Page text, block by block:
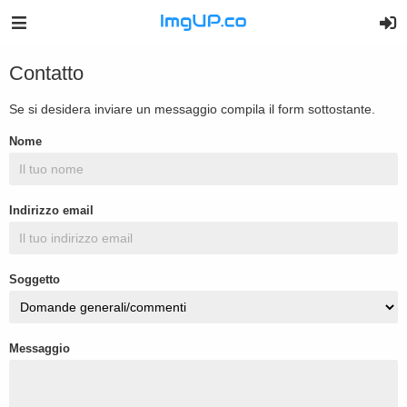
Contatto
Se si desidera inviare un messaggio compila il form sottostante.
Nome
Indirizzo email
Soggetto
Messaggio